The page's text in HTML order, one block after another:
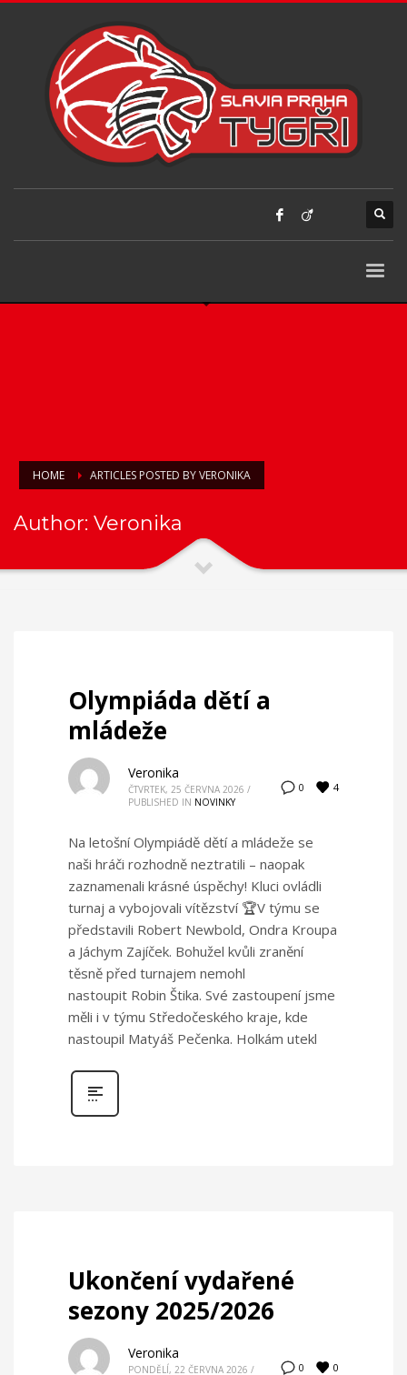
HOME ARTICLES POSTED BY VERONIKA
Author: Veronika
Olympiáda dětí a
mládeže
0 4
Veronika
ČTVRTEK, 25 ČERVNA 2026 /
PUBLISHED IN NOVINKY
Na letošní Olympiádě dětí a mládeže se
naši hráči rozhodně neztratili – naopak
zaznamenali krásné úspěchy! Kluci ovládli
turnaj a vybojovali vítězství 🏆V týmu se
představili Robert Newbold, Ondra Kroupa
a Jáchym Zajíček. Bohužel kvůli zranění
těsně před turnajem nemohl
nastoupit Robin Štika. Své zastoupení jsme
měli i v týmu Středočeského kraje, kde
nastoupil Matyáš Pečenka. Holkám utekl
Ukončení vydařené
sezony 2025/2026
0 0
Veronika
PONDĚLÍ, 22 ČERVNA 2026 /